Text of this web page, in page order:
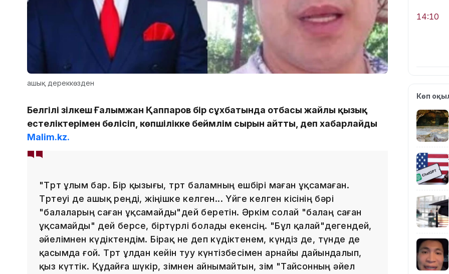
ашық дереккөзден
Белгілі әзілкеш Ғалымжан Қаппаров бір сұхбатында отбасы жайлы қызық
естеліктерімен бөлісіп, көпшілікке беймәлім сырын айтты, деп хабарлайды
Malim.kz.
"Төрт ұлым бар. Бір қызығы, төрт баламның ешбірі маған ұқсамаған.
Төртеуі де ашық реңді, жіңішке келген... Үйге келген кісінің бәрі
"балаларың саған ұқсамайды"дей беретін. Әркім солай "балаң саған
ұқсамайды" дей берсе, біртүрлі болады екенсің. "Бұл қалай"дегендей,
әйелімнен күдіктендім. Бірақ не деп күдіктенем, күндіз де, түнде де
қасымда ғой. Төрт ұлдан кейін туу күнтізбесімен арнайы дайындалып,
қыз күттік. Құдайға шүкір, өзімнен айнымайтын, өзім "Тайсонның әйел
14:10
13:14
Көп